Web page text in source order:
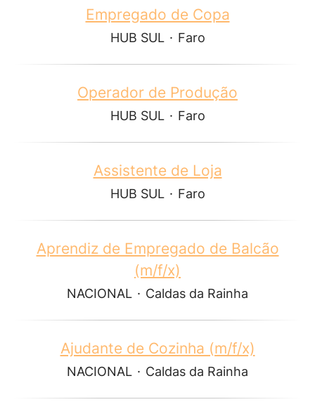
Empregado de Copa
HUB SUL · Faro
Operador de Produção
HUB SUL · Faro
Assistente de Loja
HUB SUL · Faro
Aprendiz de Empregado de Balcão
(m/f/x)
NACIONAL · Caldas da Rainha
Ajudante de Cozinha (m/f/x)
NACIONAL · Caldas da Rainha